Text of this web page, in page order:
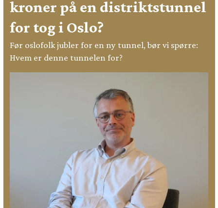
kroner på en distriktstunnel
for tog i Oslo?
Før oslofolk jubler for en ny tunnel, bør vi spørre:
Hvem er denne tunnelen for?